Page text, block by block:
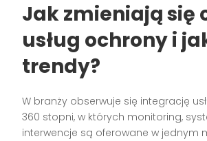
Jak zmieniają się
usług ochrony i
trendy?
W branży obserwuje się integrację
360 stopni, w których monitoring,
interwencje są oferowane w jednym